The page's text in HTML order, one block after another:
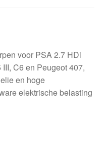
voor PSA 2.7 HDi
C6 en Peugeot 407,
en hoge
elektrische belasting